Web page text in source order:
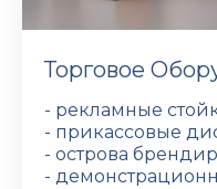
Торговое
- рекламные
- прикассовые
- острова
-